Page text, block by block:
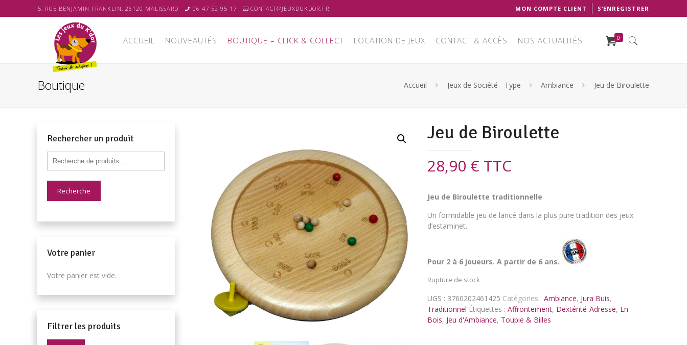
5, RUE BENJAMIN FRANKLIN, 26120 MALISSARD 06 47 52 95 17 CONTACT@JEUXDUKDOR.FR MON COMPTE CLIENT S’ENREGISTRER
ACCUEIL NOUVEAUTÉS BOUTIQUE – CLICK & COLLECT LOCATION DE JEUX CONTACT & ACCÈS NOS ACTUALITÉS 0
Boutique Accueil Jeux de Société - Type Ambiance Jeu de Biroulette
Jeu de Biroulette
28,90 € TTC
Jeu de Biroulette traditionnelle
Un formidable jeu de lancé dans la plus pure tradition des jeux
d’estaminet.
Pour 2 à 6 joueurs. A partir de 6 ans.
Rupture de stock
UGS : 3760202461425 Catégories : Ambiance, Jura Buis,
Traditionnel Étiquettes : Affrontement, Dextérité-Adresse, En
Bois, Jeu d'Ambiance, Toupie & Billes
Rechercher un produit
Recherche
Votre panier
Votre panier est vide.
Filtrer les produits